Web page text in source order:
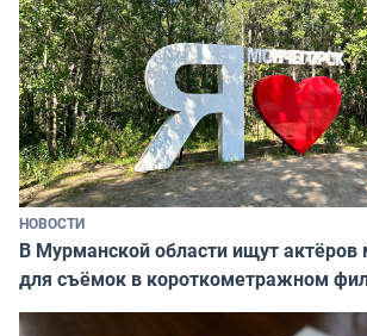
НОВОСТИ
В Мурманской области ищут актёров
для съёмок в короткометражном